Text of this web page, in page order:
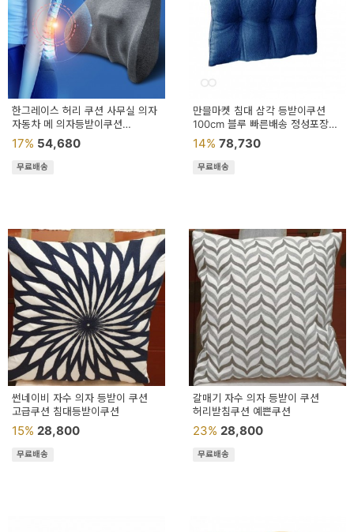
한그레이스 허리 쿠션 사무실 의자
자동차 메 의자등받이쿠션
의자등받이
17% 54,680
무료배송
만믈마켓 침대 삼각 등받이쿠션
100cm 블루 빠른배송 정성포장
헤드쿠션 허리등받이쿠션
14% 78,730
무료배송
썬네이비 자수 의자 등받이 쿠션
고급쿠션 침대등받이쿠션
15% 28,800
무료배송
갈매기 자수 의자 등받이 쿠션
허리받침쿠션 예쁜쿠션
23% 28,800
무료배송